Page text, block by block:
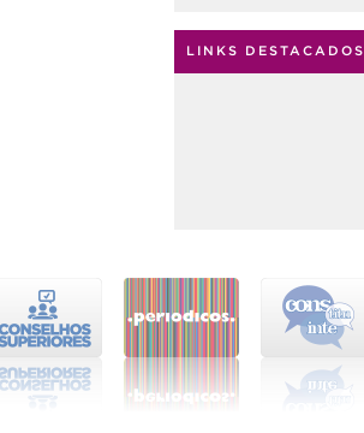
LINKS DESTACADOS